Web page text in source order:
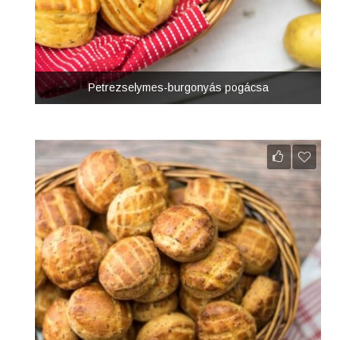
Petrezselymes-burgonyás pogácsa